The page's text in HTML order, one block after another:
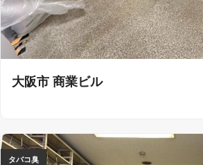
大阪市 商業ビル
タバコ臭